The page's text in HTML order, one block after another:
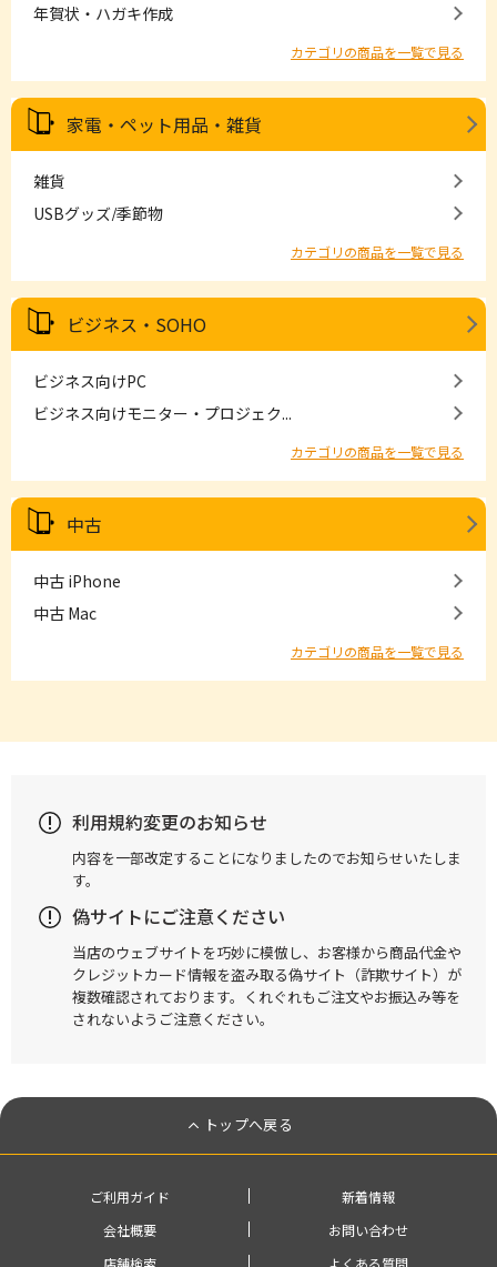
年賀状・ハガキ作成
カテゴリの商品を一覧で見る
家電・ペット用品・雑貨
雑貨
USBグッズ/季節物
カテゴリの商品を一覧で見る
ビジネス・SOHO
ビジネス向けPC
ビジネス向けモニター・プロジェク...
カテゴリの商品を一覧で見る
中古
中古 iPhone
中古 Mac
カテゴリの商品を一覧で見る
利用規約変更のお知らせ
内容を一部改定することになりましたのでお知らせいたしま
す。
偽サイトにご注意ください
当店のウェブサイトを巧妙に模倣し、お客様から商品代金や
クレジットカード情報を盗み取る偽サイト（詐欺サイト）が
複数確認されております。くれぐれもご注文やお振込み等を
されないようご注意ください。
トップへ戻る
ご利用ガイド
新着情報
会社概要
お問い合わせ
店舗検索
よくある質問